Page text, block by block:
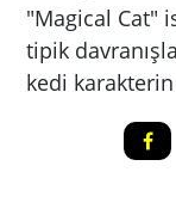
"Magical Cat"
tipik
kedi karakterin